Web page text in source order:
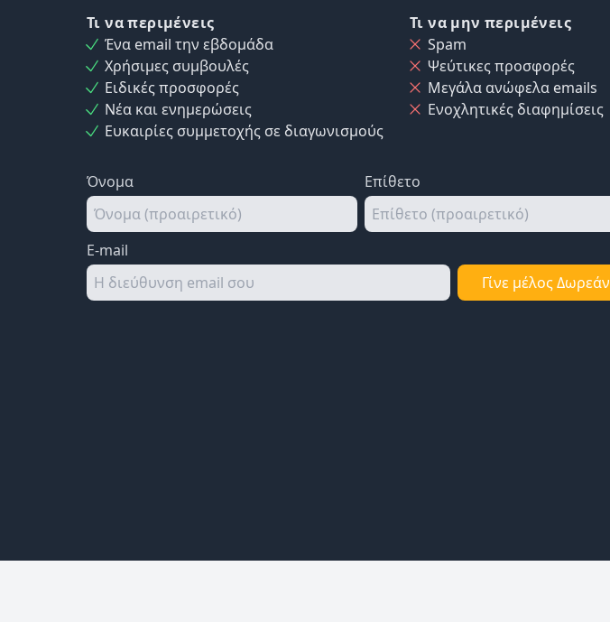
Τι να περιμένεις
Ένα email την εβδομάδα
Χρήσιμες συμβουλές
Ειδικές προσφορές
Νέα και ενημερώσεις
Ευκαιρίες συμμετοχής σε διαγωνισμούς
Τι να μην περιμένεις
Spam
Ψεύτικες προσφορές
Μεγάλα ανώφελα emails
Ενοχλητικές διαφημίσεις
Όνομα Επίθετο
E-mail
Γίνε μέλος Δωρεάν